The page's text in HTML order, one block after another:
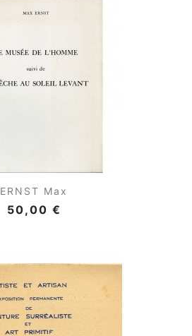
ERNST Max
50,00 €